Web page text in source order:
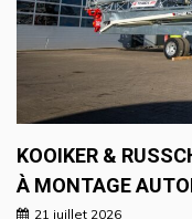
KOOIKER &
À MONTAGE
21 juillet 2026